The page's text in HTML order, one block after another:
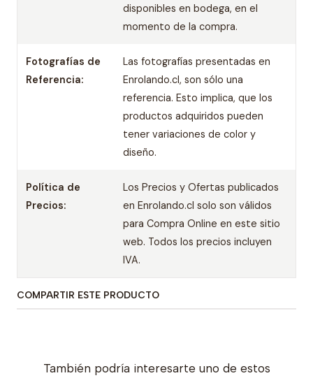
disponibles en bodega, en el
momento de la compra.
Fotografías de
Referencia:
Las fotografías presentadas en
Enrolando.cl, son sólo una
referencia. Esto implica, que los
productos adquiridos pueden
tener variaciones de color y
diseño.
Política de
Precios:
Los Precios y Ofertas publicados
en Enrolando.cl solo son válidos
para Compra Online en este sitio
web. Todos los precios incluyen
IVA.
COMPARTIR ESTE PRODUCTO
También podría interesarte uno de estos